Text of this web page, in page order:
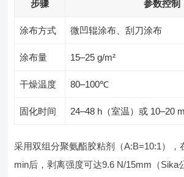
步骤 参数控制
涂布方式 微凹辊涂布、刮刀涂布
涂布量 15–25 g/m²
干燥温度 80–100℃
固化时间 24–48 h（室温）或 10–20
采用双组分聚氨酯胶粘剂（A:B=10:1）
min后，剥离强度可达9.6 N/15mm（Sika